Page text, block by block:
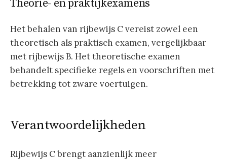
Theorie- en praktijkexamens
Het behalen van rijbewijs C vereist zowel een
theoretisch als praktisch examen, vergelijkbaar
met rijbewijs B. Het theoretische examen
behandelt specifieke regels en voorschriften met
betrekking tot zware voertuigen.
Verantwoordelijkheden
Rijbewijs C brengt aanzienlijk meer